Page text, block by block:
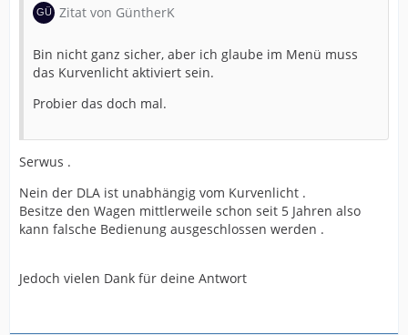
Zitat von GüntherK
Bin nicht ganz sicher, aber ich glaube im Menü muss
das Kurvenlicht aktiviert sein.
Probier das doch mal.
Serwus .
Nein der DLA ist unabhängig vom Kurvenlicht .
Besitze den Wagen mittlerweile schon seit 5 Jahren also
kann falsche Bedienung ausgeschlossen werden .
Jedoch vielen Dank für deine Antwort